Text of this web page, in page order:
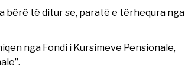
bërë të ditur se, paratë e tërhequra nga
nga Fondi i Kursimeve Pensionale,